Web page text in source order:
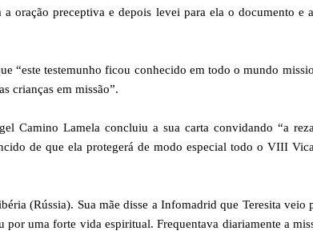
oração preceptiva e depois levei para ela o documento e
“este testemunho ficou conhecido em todo o mundo
crianças em missão”.
Camino Lamela concluiu a sua carta convidando “a
de que ela protegerá de modo especial todo o VIII
(Rússia). Sua mãe disse a Infomadrid que Teresita veio
uma forte vida espiritual. Frequentava diariamente a